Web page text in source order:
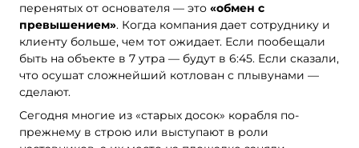
перенятых от основателя — это «обмен с
превышением». Когда компания дает сотруднику и
клиенту больше, чем тот ожидает. Если пообещали
быть на объекте в 7 утра — будут в 6:45. Если сказали,
что осушат сложнейший котлован с плывунами —
сделают.
Сегодня многие из «старых досок» корабля по-
прежнему в строю или выступают в роли